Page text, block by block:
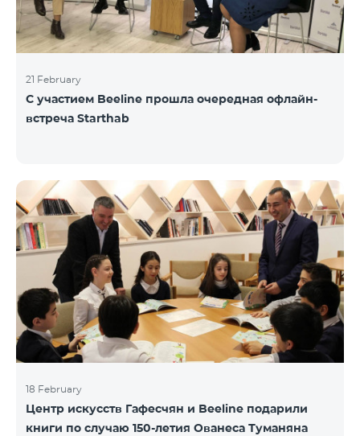
21 February
С участием Beeline прошла очередная офлайн-
встреча Starthab
18 February
Центр искусств Гафесчян и Beeline подарили
книги по случаю 150-летия Ованеса Туманяна